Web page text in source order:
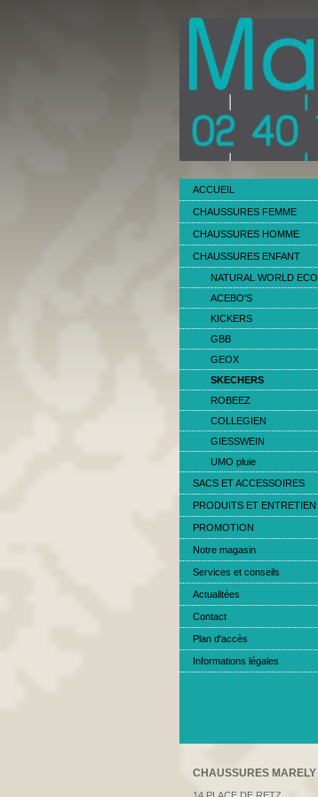
ACCUEIL
CHAUSSURES FEMME
CHAUSSURES HOMME
CHAUSSURES ENFANT
NATURAL WORLD ECO
ACEBO'S
KICKERS
GBB
GEOX
SKECHERS
ROBEEZ
COLLEGIEN
GIESSWEIN
UMO pluie
SACS ET ACCESSOIRES
PRODUITS ET ENTRETIEN
PROMOTION
Notre magasin
Services et conseils
Actualitées
Contact
Plan d'accès
Informations légales
CHAUSSURES MARELY